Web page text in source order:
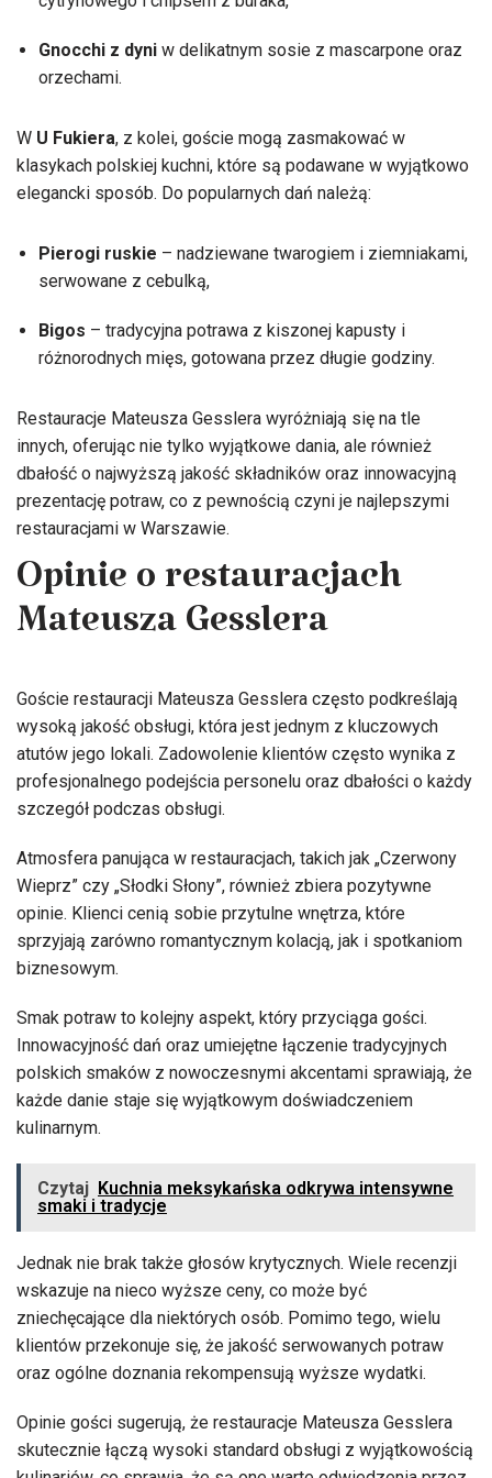
Gnocchi z dyni w delikatnym sosie z mascarpone oraz
orzechami.
W U Fukiera, z kolei, goście mogą zasmakować w
klasykach polskiej kuchni, które są podawane w wyjątkowo
elegancki sposób. Do popularnych dań należą:
Pierogi ruskie – nadziewane twarogiem i ziemniakami,
serwowane z cebulką,
Bigos – tradycyjna potrawa z kiszonej kapusty i
różnorodnych mięs, gotowana przez długie godziny.
Restauracje Mateusza Gesslera wyróżniają się na tle
innych, oferując nie tylko wyjątkowe dania, ale również
dbałość o najwyższą jakość składników oraz innowacyjną
prezentację potraw, co z pewnością czyni je najlepszymi
restauracjami w Warszawie.
Opinie o restauracjach
Mateusza Gesslera
Goście restauracji Mateusza Gesslera często podkreślają
wysoką jakość obsługi, która jest jednym z kluczowych
atutów jego lokali. Zadowolenie klientów często wynika z
profesjonalnego podejścia personelu oraz dbałości o każdy
szczegół podczas obsługi.
Atmosfera panująca w restauracjach, takich jak „Czerwony
Wieprz” czy „Słodki Słony”, również zbiera pozytywne
opinie. Klienci cenią sobie przytulne wnętrza, które
sprzyjają zarówno romantycznym kolacją, jak i spotkaniom
biznesowym.
Smak potraw to kolejny aspekt, który przyciąga gości.
Innowacyjność dań oraz umiejętne łączenie tradycyjnych
polskich smaków z nowoczesnymi akcentami sprawiają, że
każde danie staje się wyjątkowym doświadczeniem
kulinarnym.
Czytaj Kuchnia meksykańska odkrywa intensywne
smaki i tradycje
Jednak nie brak także głosów krytycznych. Wiele recenzji
wskazuje na nieco wyższe ceny, co może być
zniechęcające dla niektórych osób. Pomimo tego, wielu
klientów przekonuje się, że jakość serwowanych potraw
oraz ogólne doznania rekompensują wyższe wydatki.
Opinie gości sugerują, że restauracje Mateusza Gesslera
skutecznie łączą wysoki standard obsługi z wyjątkowością